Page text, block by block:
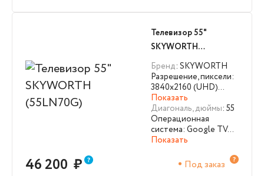
Телевизор 55"
SKYWORTH
(55LN70G)
Бренд: SKYWORTH
Разрешение, пиксели:
3840х2160 (UHD)…
Показать
Диагональ, дюймы: 55
Операционная
система: Google TV…
Показать
46 200 ₽ Под заказ